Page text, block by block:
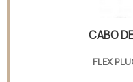
CABO
FLEX